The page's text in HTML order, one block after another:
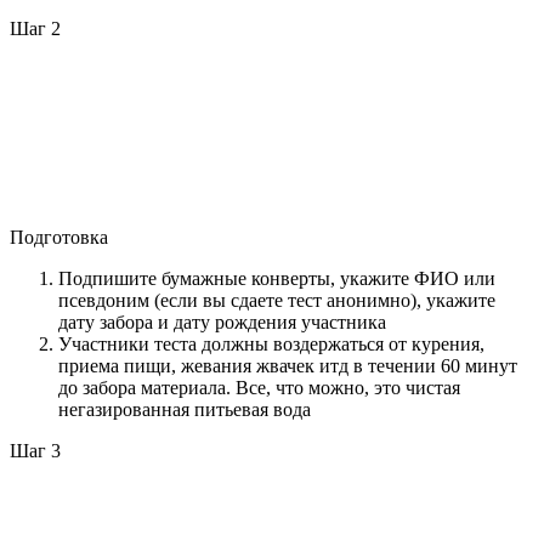
Шаг 2
Подготовка
Подпишите бумажные конверты, укажите ФИО или
псевдоним (если вы сдаете тест анонимно), укажите
дату забора и дату рождения участника
Участники теста должны воздержаться от курения,
приема пищи, жевания жвачек итд в течении 60 минут
до забора материала. Все, что можно, это чистая
негазированная питьевая вода
Шаг 3